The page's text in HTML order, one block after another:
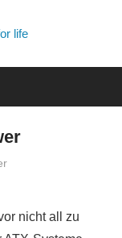
Media
–
life
nicht all zu